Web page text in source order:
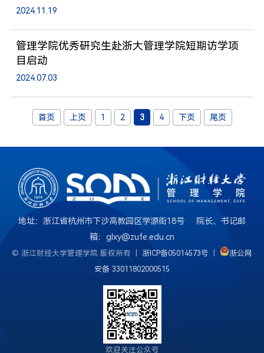
2024.11.19
管理学院优秀研究生赴浙大管理学院短期访学项
目启动
2024.07.03
首页 上页 1 2 3 4 下页 尾页
地址：浙江省杭州市下沙高教园区学源街18号 院长、书记邮
箱：glxy@zufe.edu.cn
© 浙江财经大学管理学院 版权所有 | 浙ICP备05014573号
浙公网
安备 33011802000515
欢迎关注公众号